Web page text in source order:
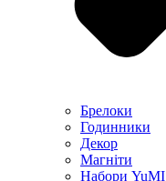
Брелоки
Годинники
Декор
Магніти
Набори YuMI